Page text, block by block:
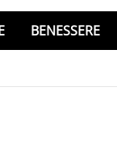
BENESSERE